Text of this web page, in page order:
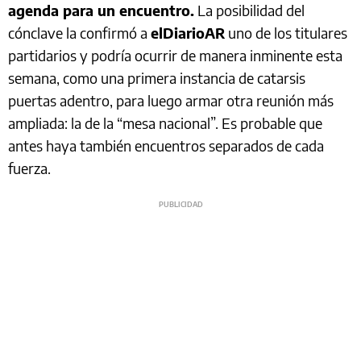
agenda para un encuentro. La posibilidad del
cónclave la confirmó a elDiarioAR uno de los titulares
partidarios y podría ocurrir de manera inminente esta
semana, como una primera instancia de catarsis
puertas adentro, para luego armar otra reunión más
ampliada: la de la “mesa nacional”. Es probable que
antes haya también encuentros separados de cada
fuerza.